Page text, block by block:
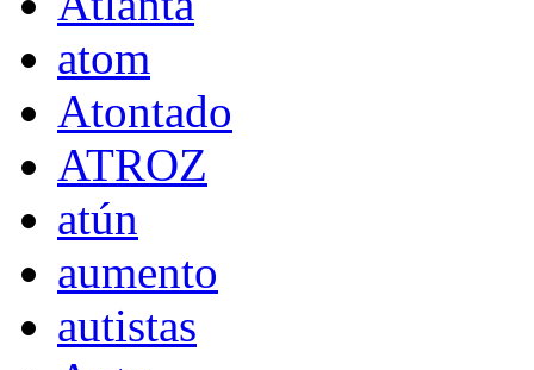
atom
Atontado
ATROZ
atún
aumento
autistas